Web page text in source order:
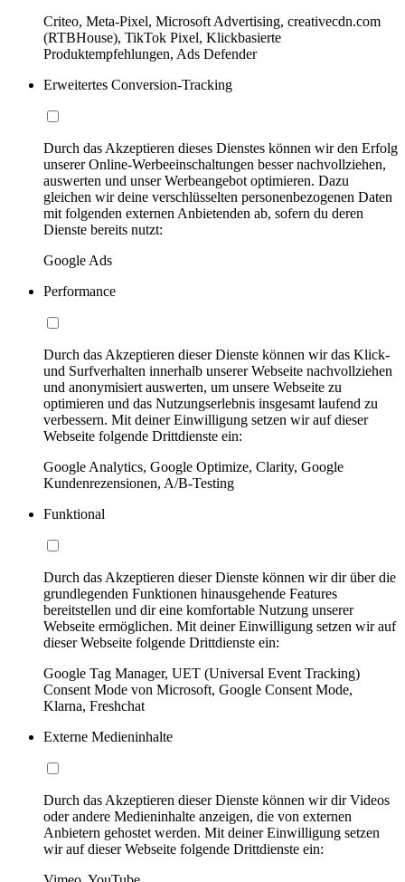
Criteo, Meta-Pixel, Microsoft Advertising, creativecdn.com
(RTBHouse), TikTok Pixel, Klickbasierte
Produktempfehlungen, Ads Defender
Erweitertes Conversion-Tracking
Durch das Akzeptieren dieses Dienstes können wir den Erfolg
unserer Online-Werbeeinschaltungen besser nachvollziehen,
auswerten und unser Werbeangebot optimieren. Dazu
gleichen wir deine verschlüsselten personenbezogenen Daten
mit folgenden externen Anbietenden ab, sofern du deren
Dienste bereits nutzt:
Google Ads
Performance
Durch das Akzeptieren dieser Dienste können wir das Klick-
und Surfverhalten innerhalb unserer Webseite nachvollziehen
und anonymisiert auswerten, um unsere Webseite zu
optimieren und das Nutzungserlebnis insgesamt laufend zu
verbessern. Mit deiner Einwilligung setzen wir auf dieser
Webseite folgende Drittdienste ein:
Google Analytics, Google Optimize, Clarity, Google
Kundenrezensionen, A/B-Testing
Funktional
Durch das Akzeptieren dieser Dienste können wir dir über die
grundlegenden Funktionen hinausgehende Features
bereitstellen und dir eine komfortable Nutzung unserer
Webseite ermöglichen. Mit deiner Einwilligung setzen wir auf
dieser Webseite folgende Drittdienste ein:
Google Tag Manager, UET (Universal Event Tracking)
Consent Mode von Microsoft, Google Consent Mode,
Klarna, Freshchat
Externe Medieninhalte
Durch das Akzeptieren dieser Dienste können wir dir Videos
oder andere Medieninhalte anzeigen, die von externen
Anbietern gehostet werden. Mit deiner Einwilligung setzen
wir auf dieser Webseite folgende Drittdienste ein: